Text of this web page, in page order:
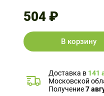
504 ₽
В корзину
Доставка в 141
Московской
Получение7